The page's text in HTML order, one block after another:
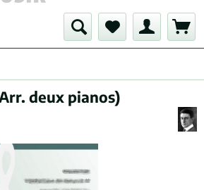
deux pianos)